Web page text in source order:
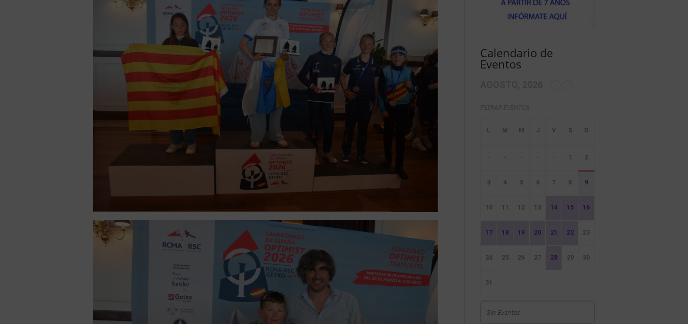
Calendario de
Eventos
- - - - - 1 2
3 4 5 6 7 8 9
10 11 12 13 14 15 16
17 18 19 20 21 22 23
24 25 26 27 28 29 30
31
Sin Eventos